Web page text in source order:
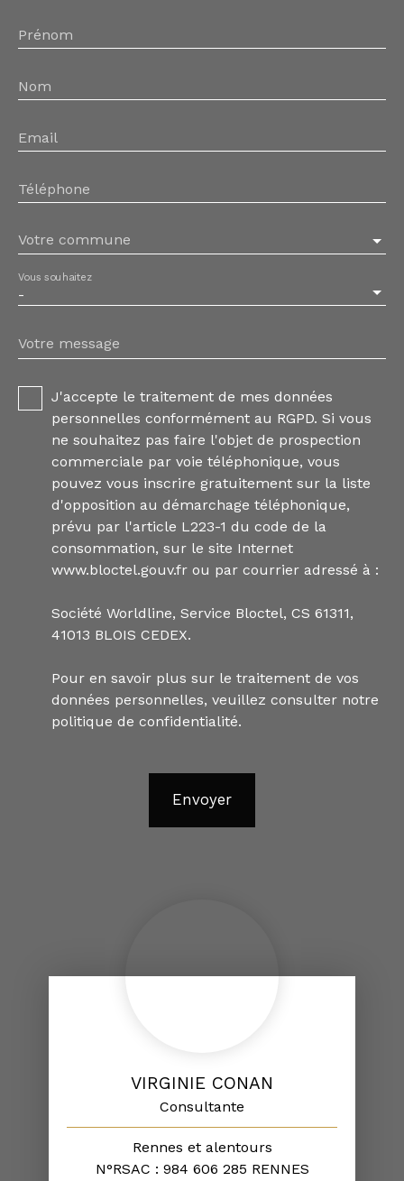
Prénom
Nom
Email
Téléphone
Votre commune
-
Vous souhaitez
Votre message
J'accepte le traitement de mes données
personnelles conformément au RGPD. Si vous
ne souhaitez pas faire l'objet de prospection
commerciale par voie téléphonique, vous
pouvez vous inscrire gratuitement sur la liste
d'opposition au démarchage téléphonique,
prévu par l'article L223-1 du code de la
consommation, sur le site Internet
www.bloctel.gouv.fr ou par courrier adressé à :
Société Worldline, Service Bloctel, CS 61311,
41013 BLOIS CEDEX.
Pour en savoir plus sur le traitement de vos
données personnelles, veuillez consulter notre
politique de confidentialité.
Envoyer
VIRGINIE CONAN
Consultante
Rennes et alentours
N°RSAC : 984 606 285 RENNES